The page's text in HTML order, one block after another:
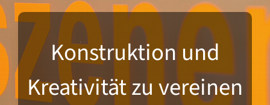
Konstruktion und
Kreativität zu vereinen